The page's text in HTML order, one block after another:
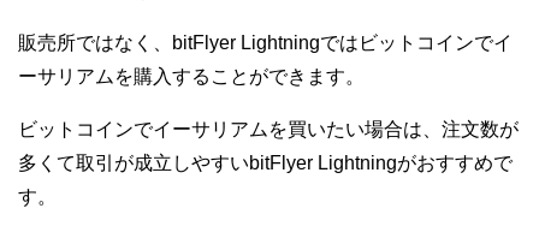
販売所ではなく、bitFlyer Lightningではビットコインでイ
ーサリアムを購入することができます。
ビットコインでイーサリアムを買いたい場合は、注文数が
多くて取引が成立しやすいbitFlyer Lightningがおすすめで
す。